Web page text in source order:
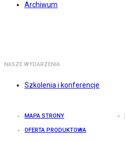
Archiwum
NASZE WYDARZENIA
Szkolenia i konferencje
MAPA STRONY
OFERTA PRODUKTOWA